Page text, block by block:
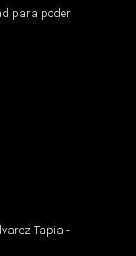
para poder
Tapia -